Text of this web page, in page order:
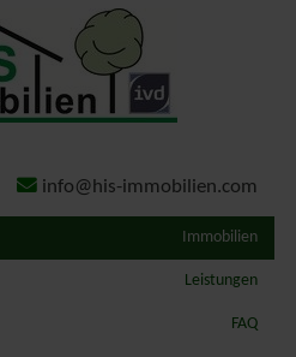
info@his-immobilien.com
Immobilien
Leistungen
FAQ